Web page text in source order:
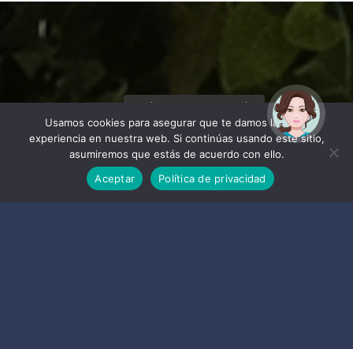
Usamos cookies para asegurar que te damos la mejor
experiencia en nuestra web. Si continúas usando este sitio,
asumiremos que estás de acuerdo con ello.
Aceptar
Política de privacidad
¡Hola! Soy Noy. ¿Puedo
ayudarte?